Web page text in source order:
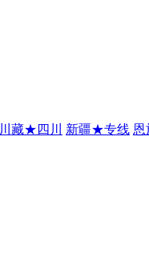
川藏★四川 新疆★专线